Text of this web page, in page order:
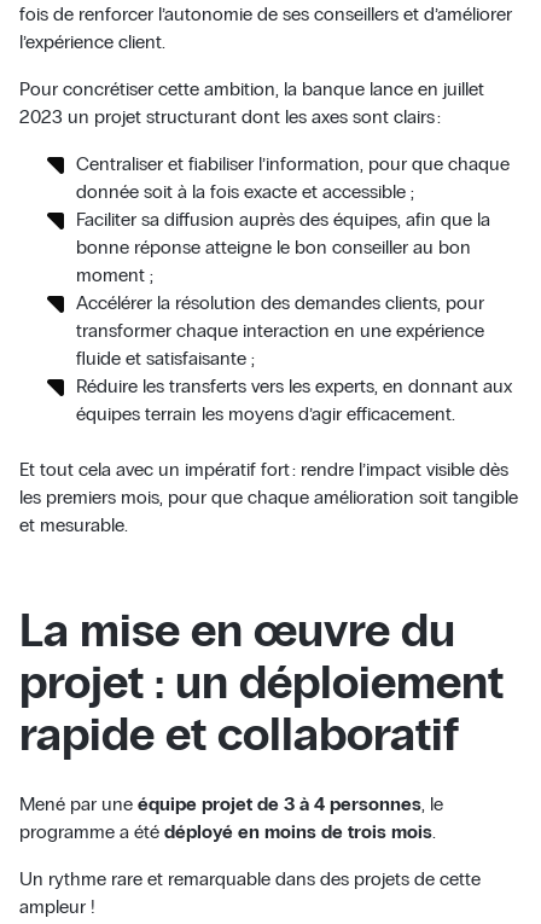
fois de renforcer l’autonomie de ses conseillers et d’améliorer
l’expérience client.
Pour concrétiser cette ambition, la banque lance en juillet
2023 un projet structurant dont les axes sont clairs :
Centraliser et fiabiliser l’information, pour que chaque
donnée soit à la fois exacte et accessible ;
Faciliter sa diffusion auprès des équipes, afin que la
bonne réponse atteigne le bon conseiller au bon
moment ;
Accélérer la résolution des demandes clients, pour
transformer chaque interaction en une expérience
fluide et satisfaisante ;
Réduire les transferts vers les experts, en donnant aux
équipes terrain les moyens d’agir efficacement.
Et tout cela avec un impératif fort : rendre l’impact visible dès
les premiers mois, pour que chaque amélioration soit tangible
et mesurable.
La mise en œuvre du
projet : un déploiement
rapide et collaboratif
Mené par une équipe projet de 3 à 4 personnes, le
programme a été déployé en moins de trois mois.
Un rythme rare et remarquable dans des projets de cette
ampleur !